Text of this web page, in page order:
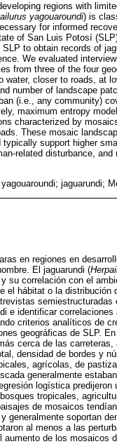
regions with
yagouaroundi) is
for informed
of San Luis Potosí
to obtain records of
We evaluated
from three of the four
water, closer to roads, at
number of landscape
(i.e., any community)
maximum entropy
characterized by
These mosaic
support higher
related disturbance,
jaguarundi;
en regiones en
El jaguarundi (
su correlación con el
el hábitat o la
e identificar
criterios analíticos de
geográficas de SLP.
cerca de las
densidad de bordes y
agrícolas, de
generalmente
logística
tropicales,
de mosaicos
generalmente soportan
al menos a las
de los mosaicos